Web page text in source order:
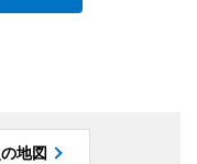
地図